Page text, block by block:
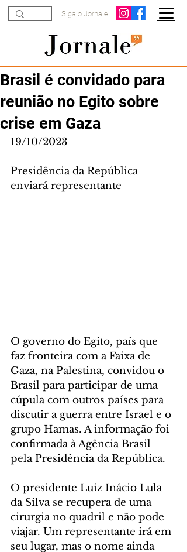
Siga o Jornale
Brasil é convidado para
reunião no Egito sobre
crise em Gaza
19/10/2023
Presidência da República
enviará representante
O governo do Egito, país que
faz fronteira com a Faixa de
Gaza, na Palestina, convidou o
Brasil para participar de uma
cúpula com outros países para
discutir a guerra entre Israel e o
grupo Hamas. A informação foi
confirmada à Agência Brasil
pela Presidência da República.
O presidente Luiz Inácio Lula
da Silva se recupera de uma
cirurgia no quadril e não pode
viajar. Um representante irá em
seu lugar, mas o nome ainda